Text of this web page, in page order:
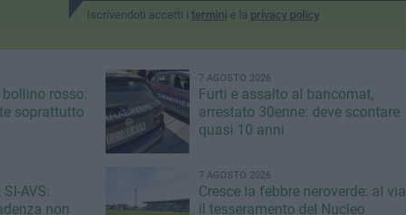
Iscrivendoti accetti i termini e la privacy policy
rosso:
soprattutto
7 AGOSTO 2026
Furti e assalto al bancomat,
arrestato 30enne: deve scontare
quasi 10 anni
AVS:
non
7 AGOSTO 2026
Cresce la febbre neroverde: al via
il tesseramento del Nucleo